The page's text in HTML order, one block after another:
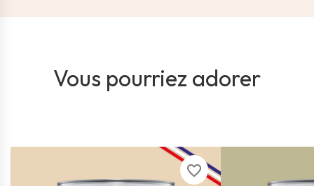
Vous pourriez adorer
favorite_border